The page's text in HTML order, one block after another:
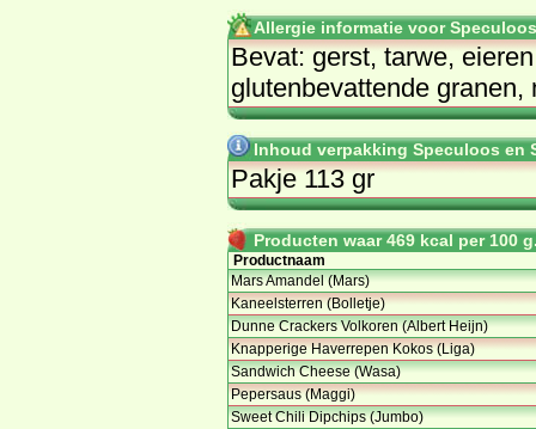
Allergie informatie voor
Bevat: gerst, tarwe,
glutenbevattende granen,
Inhoud verpakking Speculoos en
Pakje 113 gr
Producten waar 469 kcal per 100
Productnaam
Mars Amandel (Mars)
Kaneelsterren (Bolletje)
Dunne Crackers Volkoren (Albert Heijn)
Knapperige Haverrepen Kokos (Liga)
Sandwich Cheese (Wasa)
Pepersaus (Maggi)
Sweet Chili Dipchips (Jumbo)